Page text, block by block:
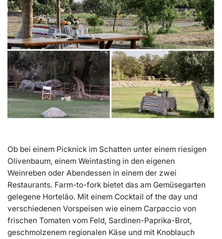
Ob bei einem Picknick im Schatten unter einem riesigen
Olivenbaum, einem Weintasting in den eigenen
Weinreben oder Abendessen in einem der zwei
Restaurants. Farm-to-fork bietet das am Gemüsegarten
gelegene Hortelão. Mit einem Cocktail of the day und
verschiedenen Vorspeisen wie einem Carpaccio von
frischen Tomaten vom Feld, Sardinen-Paprika-Brot,
geschmolzenem regionalen Käse und mit Knoblauch